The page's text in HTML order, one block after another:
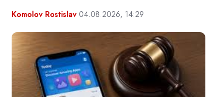
Komolov Rostislav 04.08.2026, 14:29